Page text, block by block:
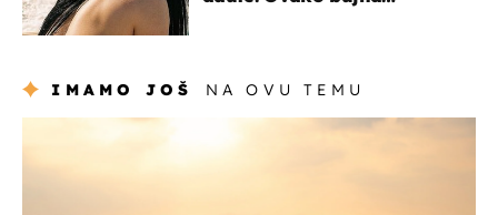
IMAMO JOŠ NA OVU TEMU